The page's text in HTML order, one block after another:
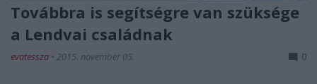
Továbbra is segítségre van szüksége
a Lendvai családnak
evatessza • 2015. november 05. 0